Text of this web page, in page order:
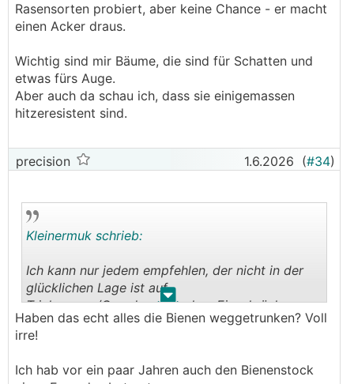
Rasensorten probiert, aber keine Chance - er macht
einen Acker draus.
Wichtig sind mir Bäume, die sind für Schatten und
etwas fürs Auge.
Aber auch da schau ich, dass sie einigemassen
hitzeresistent sind.
precision 1.6.2026 (#34)
. .
Kleinermuk schrieb:
Ich kann nur jedem empfehlen, der nicht in der
glücklichen Lage ist auf
Trinkwasser/Grundwasser ohne Einschränkung
zuzugreifen, eine große Zisterne zu machen. Eine
solche Zisterne ist ja auch nur eine
halbwegs gut zu überstehen. Gemüse,
Haben das echt alles die Bienen weggetrunken? Voll
irre!
Ich hab vor ein paar Jahren auch den Bienenstock